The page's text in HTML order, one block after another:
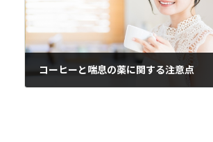
コーヒーと喘息の薬に関する注意点